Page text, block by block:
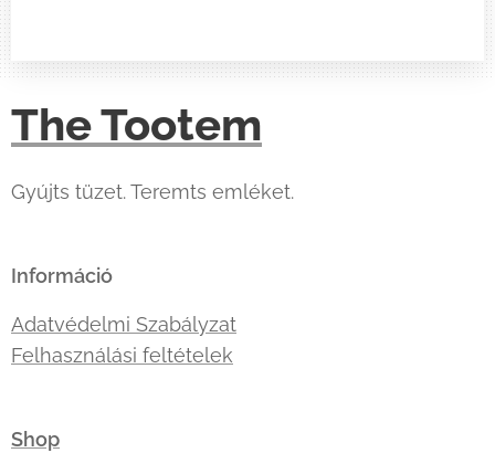
The Tootem
Gyújts tüzet. Teremts emléket.
Információ
Adatvédelmi Szabályzat
Felhasználási feltételek
Shop